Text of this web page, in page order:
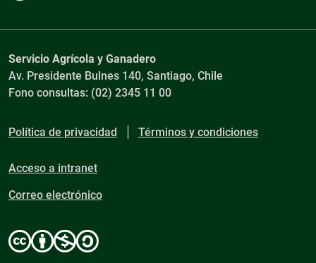
Servicio Agrícola y Ganadero
Av. Presidente Bulnes 140, Santiago, Chile
Fono consultas: (02) 2345 11 00
Política de privacidad Términos y condiciones
Acceso a intranet
Correo electrónico